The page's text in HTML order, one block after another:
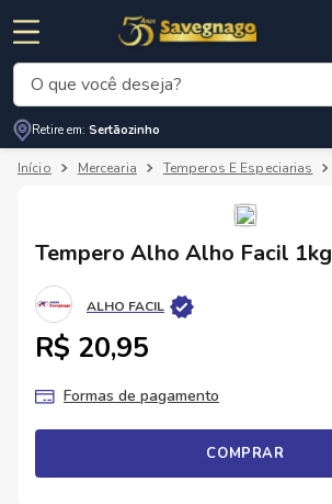
CUPOM DE DESCONTO
O que você deseja?
Retire em: Sertãozinho
Mercearia Temperos E Especiarias
Tempero Alho Alho Facil 1kg
ALHO FACIL
R$ 20,95
Formas de pagamento
COMPRAR
Termos mais buscados
º
cerveja
4º
carne
5º arroz